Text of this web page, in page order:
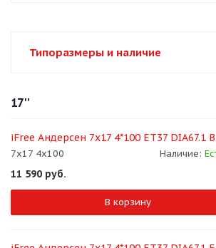
Типоразмеры и наличие
17''
iFree Андерсен 7x17 4*100 ET37 DIA67.1
7x17 4x100 Наличие:
11 590 руб.
В корзину